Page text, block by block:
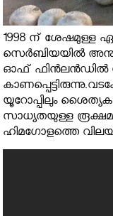
1998 ന് ശേഷമുള്ള
സെര്‍ബിയയില്‍
ഓഫ് ഫിന്‍ലന്‍ഡില്‍
യൂറോപ്പിലും
സാധ്യതയുള്ള
ഹിമഗോളത്തെ